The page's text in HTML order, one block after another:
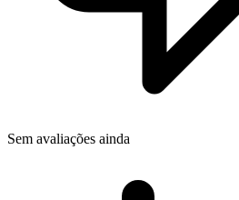
Sem avaliações ainda